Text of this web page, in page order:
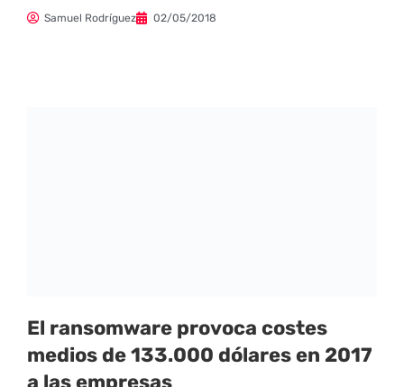
Samuel Rodríguez 02/05/2018
El ransomware provoca costes
medios de 133.000 dólares en 2017